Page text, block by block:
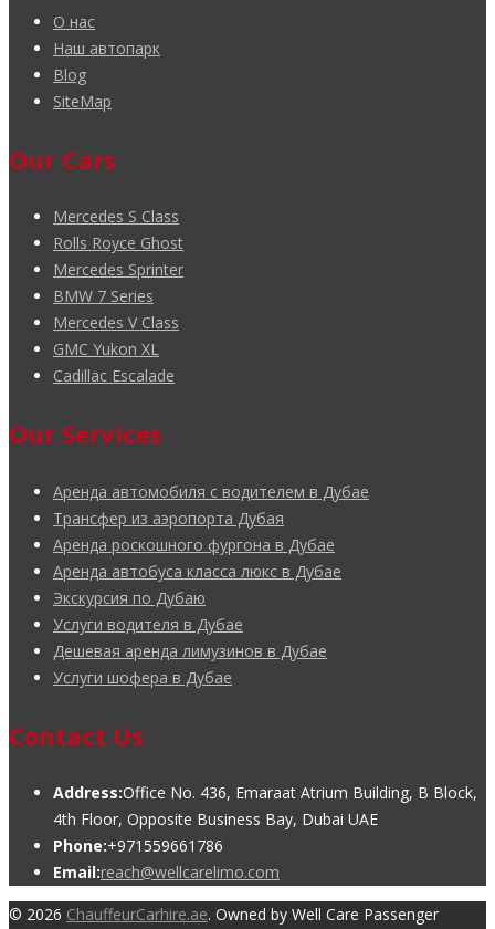
О нас
Наш автопарк
Blog
SiteMap
Our Cars
Mercedes S Class
Rolls Royce Ghost
Mercedes Sprinter
BMW 7 Series
Mercedes V Class
GMC Yukon XL
Cadillac Escalade
Our Services
Аренда автомобиля с водителем в Дубае
Трансфер из аэропорта Дубая
Аренда роскошного фургона в Дубае
Аренда автобуса класса люкс в Дубае
Экскурсия по Дубаю
Услуги водителя в Дубае
Дешевая аренда лимузинов в Дубае
Услуги шофера в Дубае
Contact Us
Address:Office No. 436, Emaraat Atrium Building, B Block,
4th Floor, Opposite Business Bay, Dubai UAE
Phone:+971559661786
Email:reach@wellcarelimo.com
© 2026 ChauffeurCarhire.ae. Owned by Well Care Passenger